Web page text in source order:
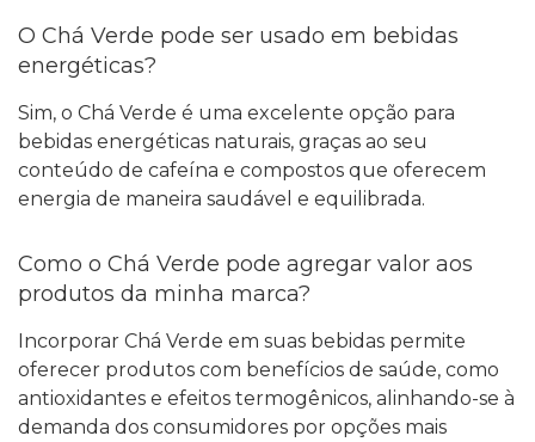
O Chá Verde pode ser usado em bebidas
energéticas?
Sim, o Chá Verde é uma excelente opção para
bebidas energéticas naturais, graças ao seu
conteúdo de cafeína e compostos que oferecem
energia de maneira saudável e equilibrada.
Como o Chá Verde pode agregar valor aos
produtos da minha marca?
Incorporar Chá Verde em suas bebidas permite
oferecer produtos com benefícios de saúde, como
antioxidantes e efeitos termogênicos, alinhando-se à
demanda dos consumidores por opções mais